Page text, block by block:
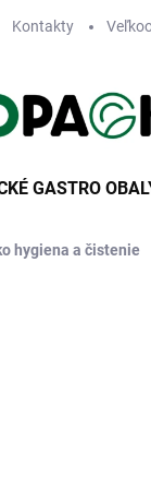
Kontakty
GASTRO
hygiena a čistenie